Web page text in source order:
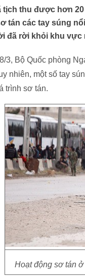
tịch thu được hơn
tán các tay súng
đã rời khỏi khu vực
3, Bộ Quốc phòng
nhiên, một số tay
trình sơ tán.
Hoạt động sơ tán